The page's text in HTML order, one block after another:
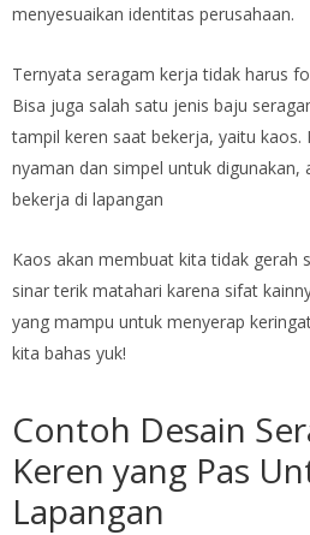
menyesuaikan identitas perusahaan.
Ternyata seragam kerja tidak harus
Bisa juga salah satu jenis baju
tampil keren saat bekerja, yaitu kaos.
nyaman dan simpel untuk digunakan,
bekerja di lapangan
Kaos akan membuat kita tidak gerah
sinar terik matahari karena sifat
yang mampu untuk menyerap
kita bahas yuk!
Contoh Desain
Keren yang Pas
Lapangan